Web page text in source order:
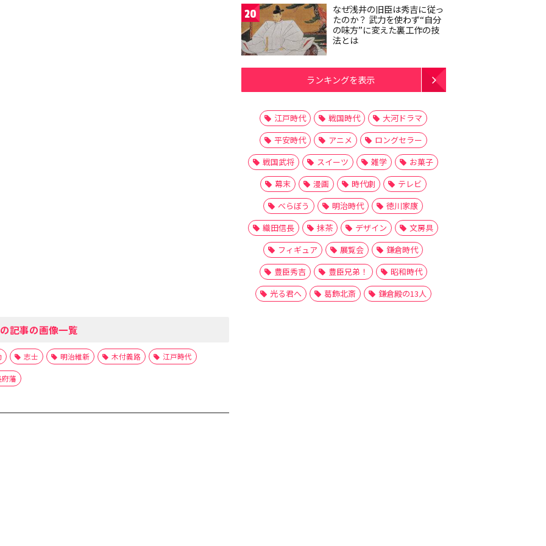
記事の画像一覧
志士 明治維新 木付義路 江戸時代
府藩
20
なぜ浅井の旧臣は秀吉に従っ
たのか？ 武力を使わず“自分
の味方”に変えた裏工作の技
法とは
ランキングを表示
江戸時代 戦国時代
大河ドラマ
平安時代
アニメ
ロングセラー
戦国武将
スイーツ 雑学
お菓子
幕末
漫画 時代劇
テレビ
べらぼう
明治時代
徳川家康
織田信長
抹茶 デザイン
文房具
フィギュア
展覧会
鎌倉時代
豊臣秀吉
豊臣兄弟！
昭和時代
光る君へ
葛飾北斎 鎌倉殿の13人